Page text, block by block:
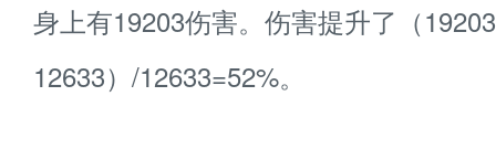
身上有19203伤害。伤害提升了（
12633）/12633=52%。
//xy3.163.com/m/2022/08/22/